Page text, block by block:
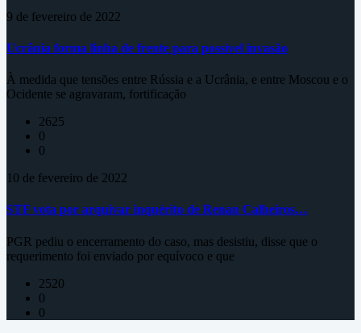
9 de fevereiro de 2022
Ucrânia forma linha de frente para possível invasão
À medida que tensões entre Rússia e a Ucrânia, e entre Moscou e o
Ocidente se agravaram, fortificação
2625
0
0
10 de fevereiro de 2022
STF vota por arquivar inquérito de Renan Calheiros…
PGR pediu o encerramento do caso, mas desistiu, disse que o
requerimento foi enviado por equívoco e que
2520
0
0